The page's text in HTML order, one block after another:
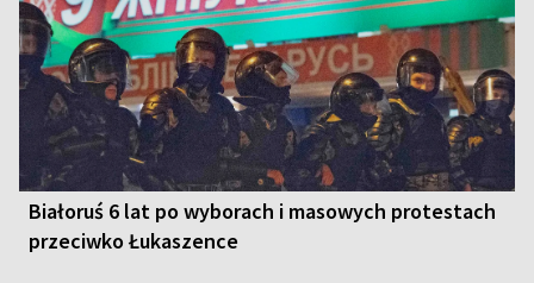
Białoruś 6 lat po wyborach i masowych protestach
przeciwko Łukaszence